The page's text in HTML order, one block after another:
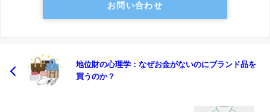
お問い合わせ
地位財の心理学：なぜお金がないのにブランド品を
買うのか？